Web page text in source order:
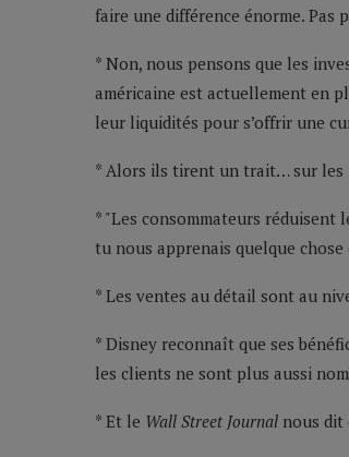
faire une différence énorme. Pas
* Non, nous pensons que les
américaine est actuellement en
leur liquidités pour s’offrir une
* Alors ils tirent un trait… sur les
* "Les consommateurs réduisent
tu nous apprenais quelque
* Les ventes au détail sont au
* Disney reconnaît que ses
les clients ne sont plus aussi
* Et le Wall Street Journal nous dit